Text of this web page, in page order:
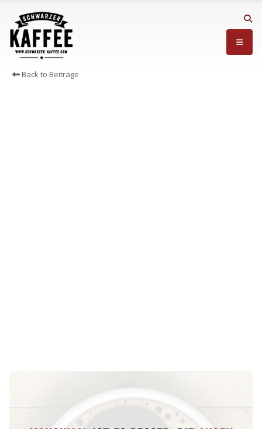
Back to Beiträge